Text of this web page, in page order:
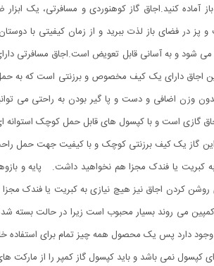
آماده کنید.اجاق گاز کوهنوردی و مسافرتی، یک
شود و به آسانی قابل تعویض است.اجاق مسافرتی
اجاق دارای یک کیف مخصوص و برزنتی است که به
گازی است و با کپسول های قابل حمل کوچک استوانه
این گاز یک کیف برزنتی کوچک و با کیفیت جهت حمل
کبریت یا فندک مجزا هم نخواهید داشت. پایه و
کردن اجاق نیز هیچ نیازی به کبریت یا فندک مجزا
می روند بسیار محبوب است زیرا در حالت بسته
وجود دارد پس یک محصول همه چیز تمام برای استفاده
کپسول نمی باشد و باید کپسول گاز کمپر را از مارکت